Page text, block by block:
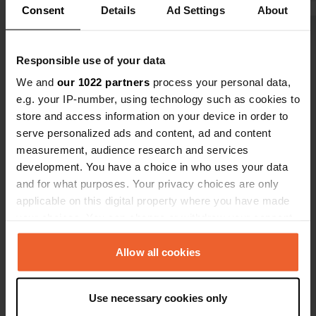
Consent Details Ad Settings About
Responsible use of your data
We and our 1022 partners process your personal data,
e.g. your IP-number, using technology such as cookies to
store and access information on your device in order to
serve personalized ads and content, ad and content
measurement, audience research and services
development. You have a choice in who uses your data
and for what purposes. Your privacy choices are only
applicable on this digital property where you have made
any time from the Cookie Declaration or by clicking on
the Privacy trigger icon.
Collect information about your geographical location
Allow all cookies
Use necessary cookies only
Es-tu déjà venu ici ?
Contact